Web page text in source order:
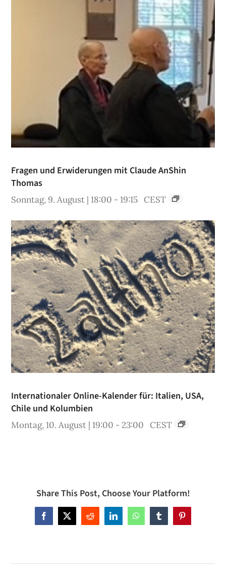
Fragen und Erwiderungen mit Claude AnShin
Thomas
Sonntag, 9. August | 18:00 -19:15 CEST
Internationaler Online-Kalender für: Italien, USA,
Chile und Kolumbien
Montag, 10. August | 19:00 -23:00 CEST
Share This Post, Choose Your Platform!
Facebook
X Reddit LinkedInWhatsAppTumblrPinterest